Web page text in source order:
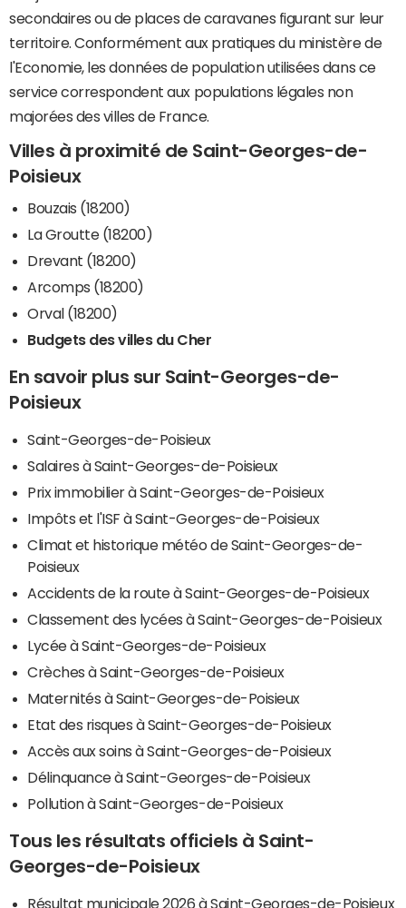
secondaires ou de places de caravanes figurant sur leur
territoire. Conformément aux pratiques du ministère de
l'Economie, les données de population utilisées dans ce
service correspondent aux populations légales non
majorées des villes de France.
Villes à proximité de Saint-Georges-de-
Poisieux
Bouzais (18200)
La Groutte (18200)
Drevant (18200)
Arcomps (18200)
Orval (18200)
Budgets des villes du Cher
En savoir plus sur Saint-Georges-de-
Poisieux
Saint-Georges-de-Poisieux
Salaires à Saint-Georges-de-Poisieux
Prix immobilier à Saint-Georges-de-Poisieux
Impôts et l'ISF à Saint-Georges-de-Poisieux
Climat et historique météo de Saint-Georges-de-
Poisieux
Accidents de la route à Saint-Georges-de-Poisieux
Classement des lycées à Saint-Georges-de-Poisieux
Lycée à Saint-Georges-de-Poisieux
Crèches à Saint-Georges-de-Poisieux
Maternités à Saint-Georges-de-Poisieux
Etat des risques à Saint-Georges-de-Poisieux
Accès aux soins à Saint-Georges-de-Poisieux
Délinquance à Saint-Georges-de-Poisieux
Pollution à Saint-Georges-de-Poisieux
Tous les résultats officiels à Saint-
Georges-de-Poisieux
Résultat municipale 2026 à Saint-Georges-de-Poisieux